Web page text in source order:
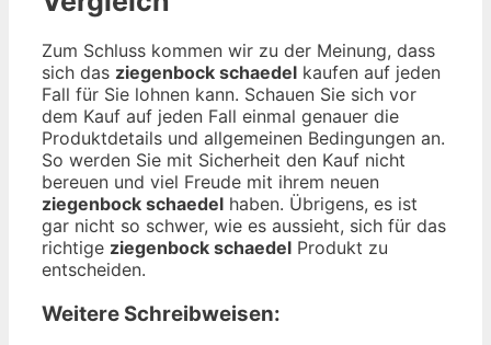
Zum Schluss kommen wir zu der Meinung, dass
sich das ziegenbock schaedel kaufen auf jeden
Fall für Sie lohnen kann. Schauen Sie sich vor
dem Kauf auf jeden Fall einmal genauer die
Produktdetails und allgemeinen Bedingungen an.
So werden Sie mit Sicherheit den Kauf nicht
bereuen und viel Freude mit ihrem neuen
ziegenbock schaedel haben. Übrigens, es ist
gar nicht so schwer, wie es aussieht, sich für das
richtige ziegenbock schaedel Produkt zu
entscheiden.
Weitere Schreibweisen: